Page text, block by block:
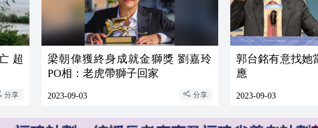
超
分享
梁朝偉獲終身成就金獅獎 劉嘉玲
PO相：老虎帶獅子回家
2023-09-03 分享
郭台銘有意找她
應
2023-09-03